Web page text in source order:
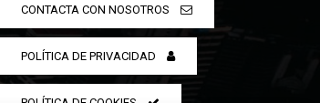
CONTACTA CON NOSOTROS
POLÍTICA DE PRIVACIDAD